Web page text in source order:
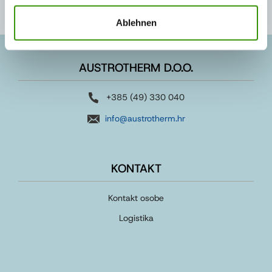
Ablehnen
AUSTROTHERM D.O.O.
+385 (49) 330 040
info@austrotherm.hr
KONTAKT
Kontakt osobe
Logistika